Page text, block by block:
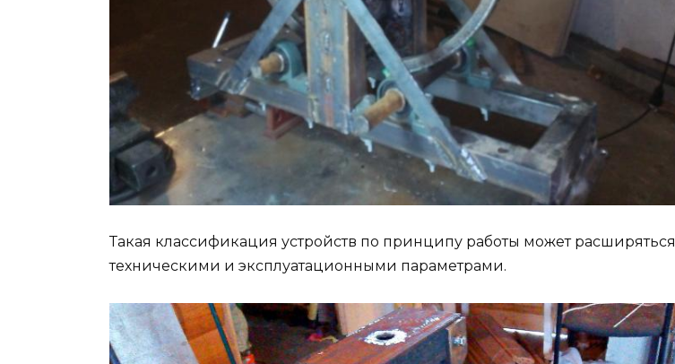
Такая классификация устройств по принципу работы может расширяться
техническими и эксплуатационными параметрами.